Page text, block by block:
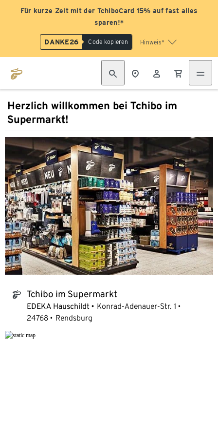
Für kurze Zeit mit der TchiboCard 15% auf fast alles
sparen!*
DANKE26 Code kopieren Hinweis*
Herzlich willkommen bei Tchibo im
Supermarkt!
tchibo_logo Tchibo im Supermarkt
EDEKA Hauschildt
Konrad-Adenauer-Str. 1
24768
Rendsburg